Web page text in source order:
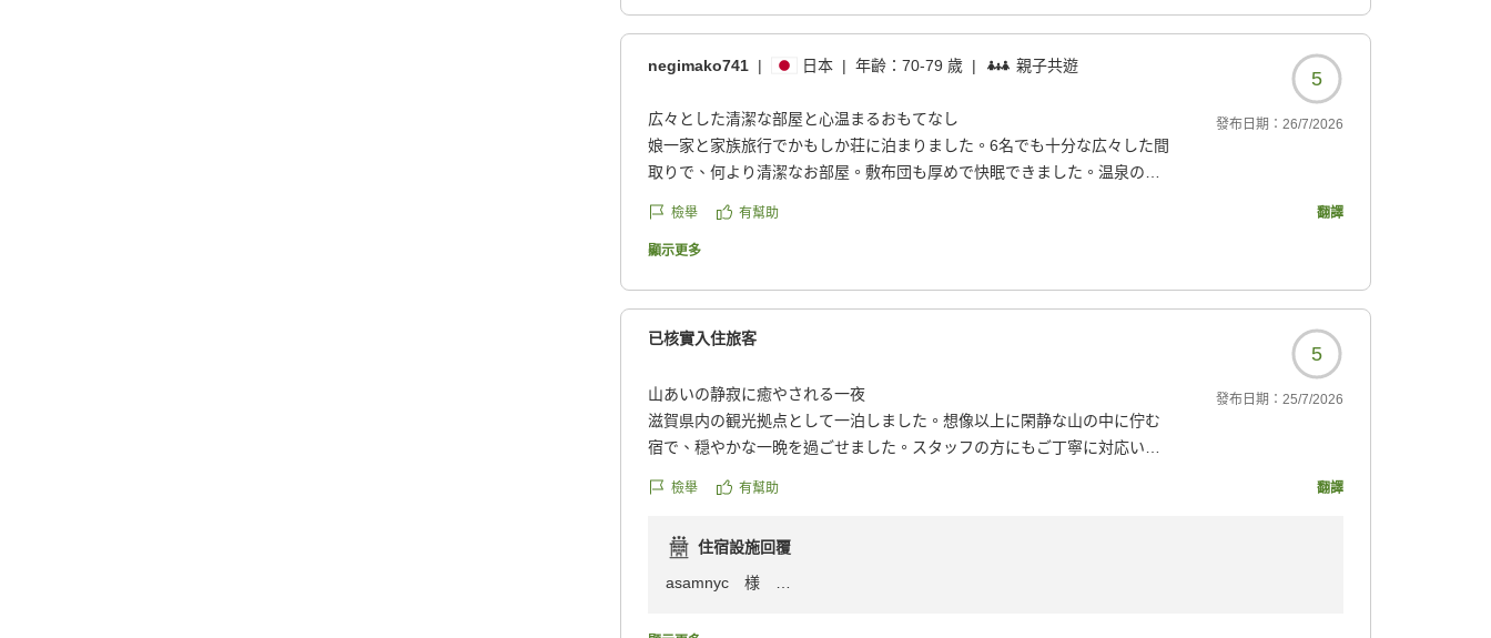
クチコミの詳細はこちらから
reviewId=33123478358223
negimako741 | 日本 | 年齡：70-79 歲 | 親子共遊
5
広々とした清潔な部屋と心温まるおもてなし
娘一家と家族旅行でかもしか荘に泊まりました。6名でも十分な広々した間
取りで、何より清潔なお部屋。敷布団も厚めで快眠できました。温泉の湯
ていました。夕食は近江ステーキ付の地元の食材を活かした会席を堪能。
甲賀忍者との写真撮影など楽しい一時を過ごすことができました。朝食は
スタッフの皆様の親切な対応、きめ細かいおもてなしに感謝感激。機会あ
れば、また是非再訪したいと思います。
https://review.travel.rakuten.co.jp/hotel/voice/142623?
reviewId=33123478209231
發布日期： 26/7/2026
檢舉 有幫助 翻譯
顯示更多
已核實入住旅客
5
山あいの静寂に癒やされる一夜
滋賀県内の観光拠点として一泊しました。想像以上に閑静な山の中に佇む
宿で、穏やかな一晩を過ごせました。スタッフの方にもご丁寧に対応いた
クチコミの詳細はこちらから
reviewId=33123478201198
發布日期： 25/7/2026
檢舉 有幫助 翻譯
住宿設施回覆
asamnyc 様